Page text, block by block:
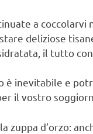
a coccolarvi
deliziose
il tutto
inevitabile e
il vostro
zuppa d’orzo: